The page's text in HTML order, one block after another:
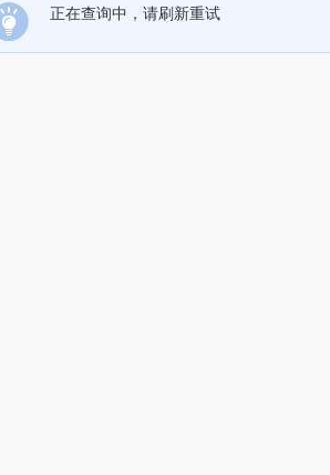
正在查询中，请刷新重试